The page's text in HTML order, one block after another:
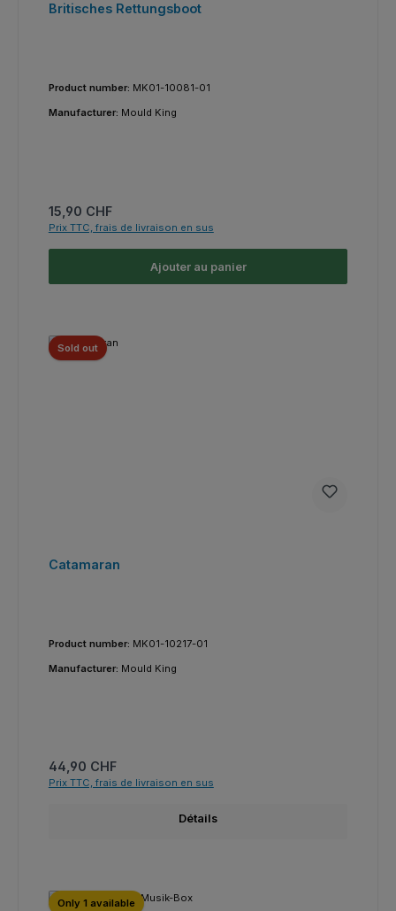
Britisches Rettungsboot
Product number: MK01-10081-01
Manufacturer: Mould King
Prix régulier :
15,90 CHF
Prix TTC, frais de livraison en sus
Ajouter au panier
Sold out
Catamaran
Product number: MK01-10217-01
Manufacturer: Mould King
Prix régulier :
44,90 CHF
Prix TTC, frais de livraison en sus
Détails
Only 1 available